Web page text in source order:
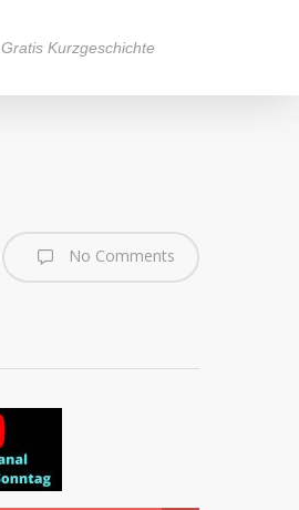
Gratis Kurzgeschichte
No Comments